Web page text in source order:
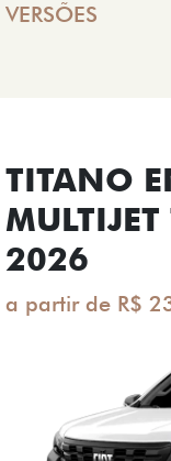
VERSÕES
TITANO
2026
a partir de R$